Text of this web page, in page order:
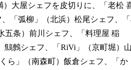
）大屋シェフを皮切りに、「老松
「弧柳」（北浜）松尾シェフ、「
五条）前川シェフ、「料理屋 稲
鷦鷯シェフ、「RiVi」（京町堀）山
ら」（南森町）飯倉シェフ、「か